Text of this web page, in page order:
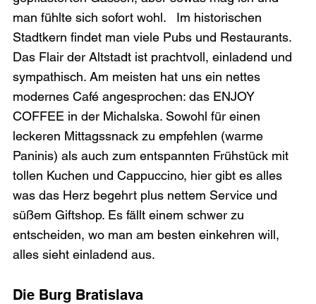
man fühlte sich sofort wohl.   Im historischen
Stadtkern findet man viele Pubs und Restaurants.
Das Flair der Altstadt ist prachtvoll, einladend und
sympathisch. Am meisten hat uns ein nettes
modernes Café angesprochen: das ENJOY
COFFEE in der Michalska. Sowohl für einen
leckeren Mittagssnack zu empfehlen (warme
Paninis) als auch zum entspannten Frühstück mit
tollen Kuchen und Cappuccino, hier gibt es alles
was das Herz begehrt plus nettem Service und
süßem Giftshop. Es fällt einem schwer zu
entscheiden, wo man am besten einkehren will,
alles sieht einladend aus.
Die Burg Bratislava